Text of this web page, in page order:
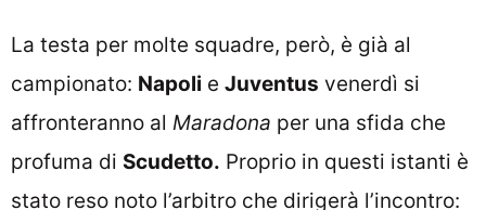
La testa per molte squadre, però, è già al
campionato: Napoli e Juventus venerdì si
affronteranno al Maradona per una sfida che
profuma di Scudetto. Proprio in questi istanti è
stato reso noto l’arbitro che dirigerà l’incontro: